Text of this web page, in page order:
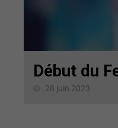
Début du
28 juin 2023